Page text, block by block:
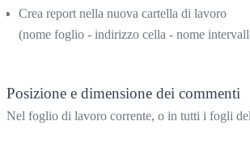
Crea report nella nuova cartella di lavoro
(nome foglio - indirizzo cella - nome
Posizione e dimensione dei commenti
Nel foglio di lavoro corrente, o in tutti i fogli